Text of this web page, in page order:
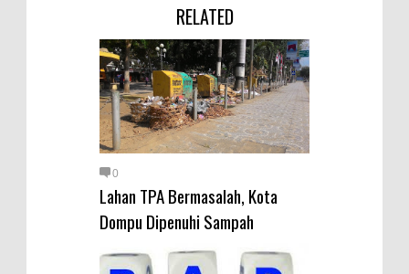
RELATED
0
Lahan TPA Bermasalah, Kota
Dompu Dipenuhi Sampah